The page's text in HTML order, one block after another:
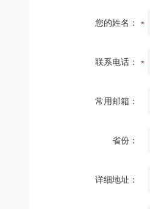
您的姓名：
联系电话：
常用邮箱：
省份：
详细地址：